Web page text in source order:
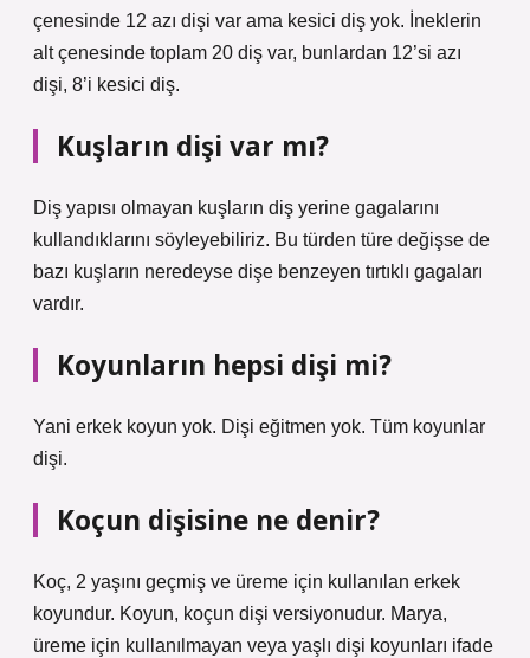
çenesinde 12 azı dişi var ama kesici diş yok. İneklerin
alt çenesinde toplam 20 diş var, bunlardan 12’si azı
dişi, 8’i kesici diş.
Kuşların dişi var mı?
Diş yapısı olmayan kuşların diş yerine gagalarını
kullandıklarını söyleyebiliriz. Bu türden türe değişse de
bazı kuşların neredeyse dişe benzeyen tırtıklı gagaları
vardır.
Koyunların hepsi dişi mi?
Yani erkek koyun yok. Dişi eğitmen yok. Tüm koyunlar
dişi.
Koçun dişisine ne denir?
Koç, 2 yaşını geçmiş ve üreme için kullanılan erkek
koyundur. Koyun, koçun dişi versiyonudur. Marya,
üreme için kullanılmayan veya yaşlı dişi koyunları ifade